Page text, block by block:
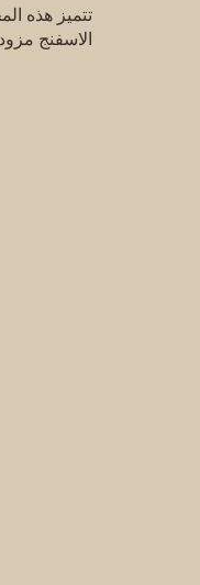
تتميز هذه
الاسفنج